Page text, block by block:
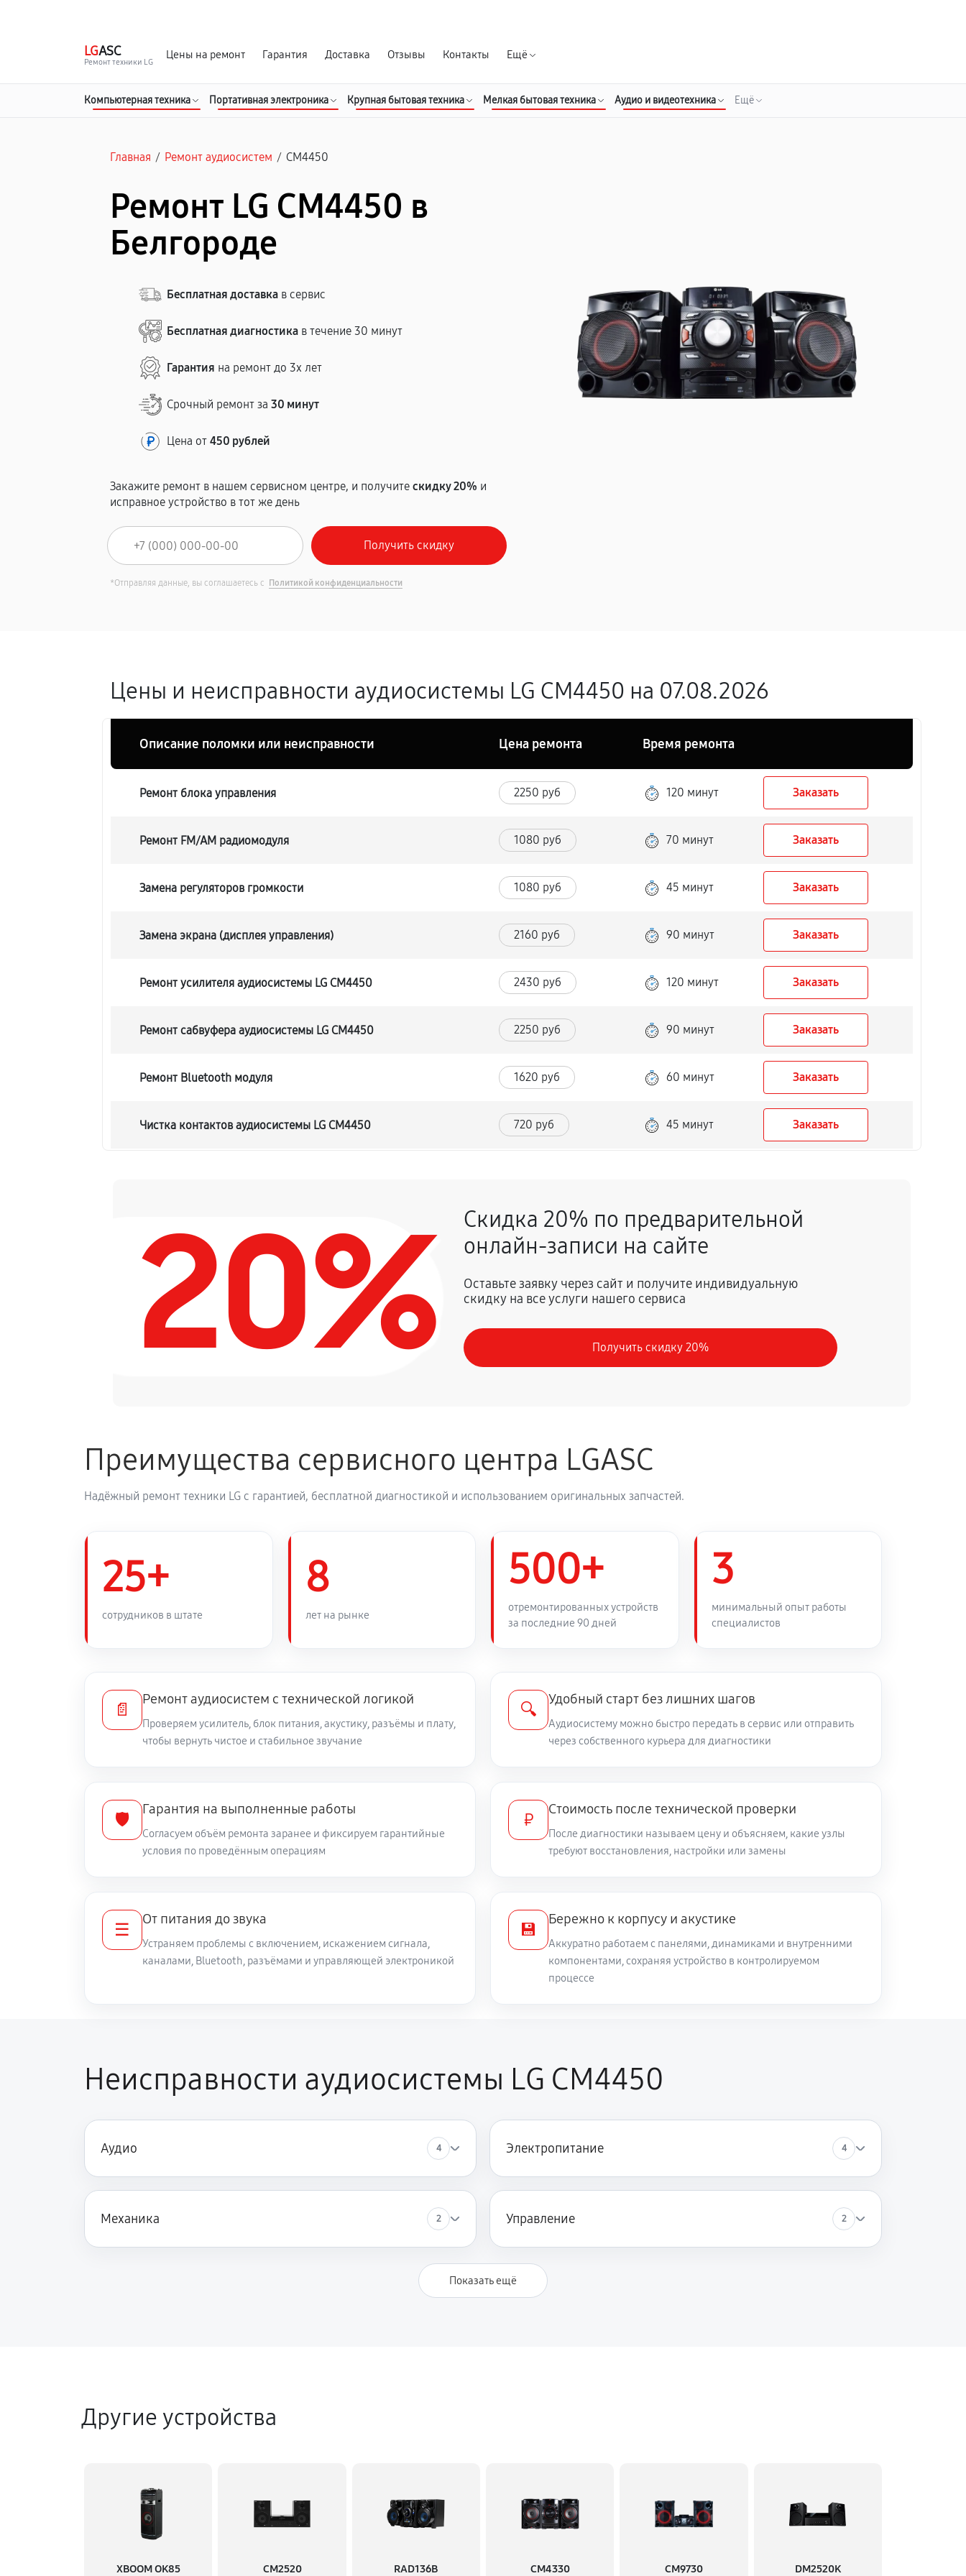
LGASC
Ремонт техники LG
Цены на ремонт Гарантия Доставка Отзывы Контакты Ещё
Компьютерная техника Портативная электроника Крупная бытовая техника Мелкая бытовая техника Аудио и видеотехника Ещё
Главная / Ремонт аудиосистем / CM4450
Ремонт LG CM4450 в
Белгороде
Бесплатная доставка в сервис
Бесплатная диагностика в течение 30 минут
Гарантия на ремонт до 3х лет
Срочный ремонт за30 минут
Цена от450 рублей
Закажите ремонт в нашем сервисном центре, и получитескидку 20% и
исправное устройство в тот же день
*Отправляя данные, вы соглашаетесь с Политикой конфиденциальности
Цены и неисправности аудиосистемы LG CM4450 на 07.08.2026
Описание поломки или неисправности Цена ремонта Время ремонта
Ремонт блока управления 2250 руб 120 минут Заказать
Ремонт FM/AM радиомодуля 1080 руб 70 минут Заказать
Замена регуляторов громкости 1080 руб 45 минут Заказать
Замена экрана (дисплея управления) 2160 руб 90 минут Заказать
Ремонт усилителя аудиосистемы LG CM4450 2430 руб 120 минут Заказать
Ремонт сабвуфера аудиосистемы LG CM4450 2250 руб 90 минут Заказать
Ремонт Bluetooth модуля 1620 руб 60 минут Заказать
Чистка контактов аудиосистемы LG CM4450 720 руб 45 минут Заказать
900 руб 40 минут Заказать
Восстановление после попадания влаги
Замена динамика аудиосистемы LG CM4450
Заказать
Замена кабеля питания 810 руб
20%
Скидка 20% по предварительной
онлайн-записи на сайте
Оставьте заявку через сайт и получите индивидуальную
скидку на все услуги нашего сервиса
Получить скидку 20%
Преимущества сервисного центра LGASC
Надёжный ремонт техники LG с гарантией, бесплатной диагностикой и использованием оригинальных запчастей.
25+
сотрудников в штате
8
лет на рынке
500+
отремонтированных устройств
за последние 90 дней
3
минимальный опыт работы
специалистов
📄
Ремонт аудиосистем с технической логикой
Проверяем усилитель, блок питания, акустику, разъёмы и плату,
чтобы вернуть чистое и стабильное звучание
🔍
Удобный старт без лишних шагов
Аудиосистему можно быстро передать в сервис или отправить
через собственного курьера для диагностики
🛡️
Гарантия на выполненные работы
Согласуем объём ремонта заранее и фиксируем гарантийные
условия по проведённым операциям
₽
Стоимость после технической проверки
После диагностики называем цену и объясняем, какие узлы
требуют восстановления, настройки или замены
☰
От питания до звука
Устраняем проблемы с включением, искажением сигнала,
каналами, Bluetooth, разъёмами и управляющей электроникой
💾
Бережно к корпусу и акустике
Аккуратно работаем с панелями, динамиками и внутренними
компонентами, сохраняя устройство в контролируемом
процессе
Неисправности аудиосистемы LG CM4450
Аудио 4 Электропитание 4
Механика 2 Управление 2
Показать ещё
Другие устройства
XBOOM OK85 CM2520 RAD136B CM4330 CM9730 DM2520K